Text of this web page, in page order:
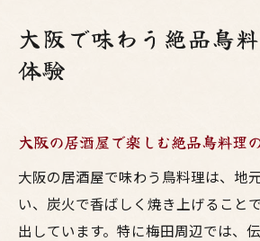
初めてでも安心な大阪の
梅田エリアの焼鳥が生む至福の
大阪焼鳥の美味しさを引き
夫
居酒屋で人気の梅田鳥料
方
大阪で味わう絶品鳥
体験
大阪の居酒屋で楽しむ絶品鳥料理
大阪の居酒屋で味わう鳥料理は、地
い、炭火で香ばしく焼き上げること
出しています。特に梅田周辺では、